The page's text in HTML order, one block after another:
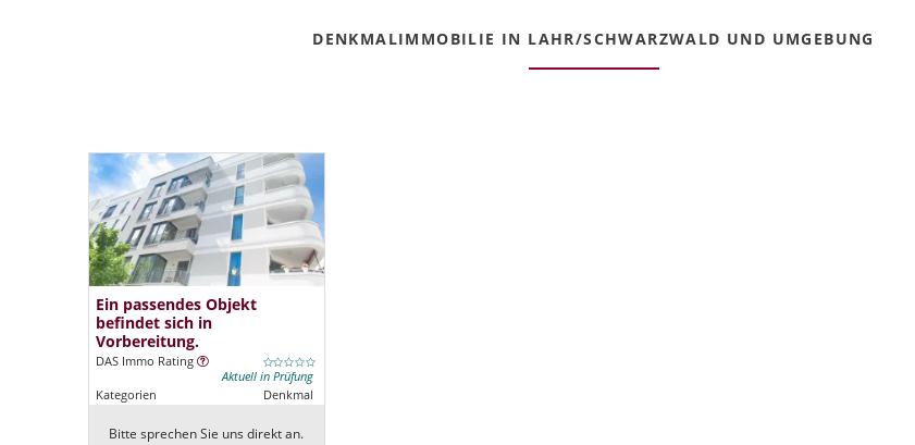
DENKMALIMMOBILIE IN LAHR/SCHWARZWALD UND UMGEBUNG
Ein passendes Objekt
befindet sich in
Vorbereitung.
DAS Immo Rating
Aktuell in Prüfung
Kategorien
Denkmal
Bitte sprechen Sie uns direkt an.